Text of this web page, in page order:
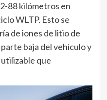
88 kilómetros en
WLTP. Esto se
de iones de litio de
baja del vehículo y
que